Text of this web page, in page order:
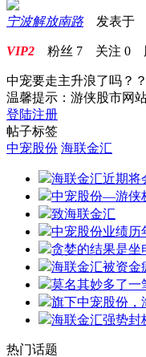
宁波解放南路发表于
VIP2 粉丝 7 关注 0
中宠要走主升浪了吗？
温馨提示：游侠股市网
登陆注册
帖子标签
中宠股份 海联金汇
海联金汇近期将
中宠股份—游侠
致海联金汇
中宠股份业绩历
贪婪的结果是坐
海联金汇被资金
莫名其妙多了一
旗下中宠股份，
海联金汇强势封
热门话题